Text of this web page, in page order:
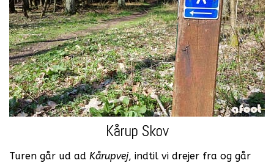
Kårup Skov
Turen går ud ad Kårupvej, indtil vi drejer fra og går